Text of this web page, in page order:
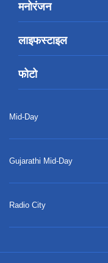
मनोरंजन
लाइफस्टाइल
फोटो
Mid-Day
Gujarathi Mid-Day
Radio City